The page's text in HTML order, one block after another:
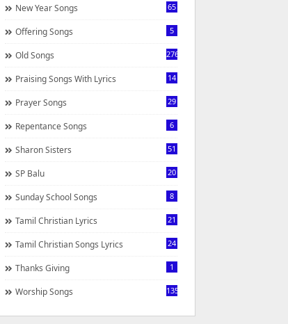
New Year Songs 65
Offering Songs 5
Old Songs 276
Praising Songs With Lyrics 14
Prayer Songs 29
Repentance Songs 6
Sharon Sisters 51
SP Balu 20
Sunday School Songs 8
Tamil Christian Lyrics 21
Tamil Christian Songs Lyrics 24
Thanks Giving 1
Worship Songs 1350